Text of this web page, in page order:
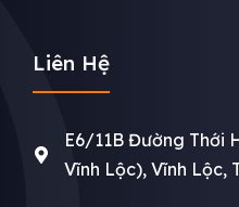
Liên Hệ
E6/11B Đường Thới
Vĩnh Lộc), Vĩnh Lộc,